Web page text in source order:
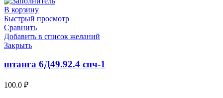
В корзину
Быстрый просмотр
Сравнить
Добавить в список желаний
Закрыть
штанга 6Д49.92.4 спч-1
100.0 ₽